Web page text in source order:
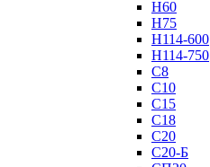
Н60
Н75
Н114-600
Н114-750
С8
С10
С15
С18
С20
С20-Б